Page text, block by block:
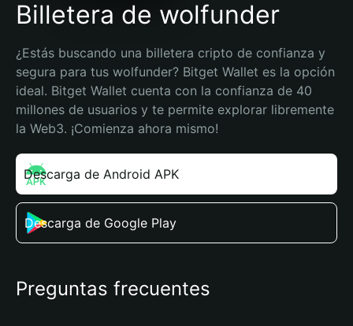
Billetera de wolfunder
¿Estás buscando una billetera cripto de confianza y
segura para tus wolfunder? Bitget Wallet es la opción
ideal. Bitget Wallet cuenta con la confianza de 40
millones de usuarios y te permite explorar libremente
la Web3. ¡Comienza ahora mismo!
Descarga de Android APK
Descarga de Google Play
Preguntas frecuentes